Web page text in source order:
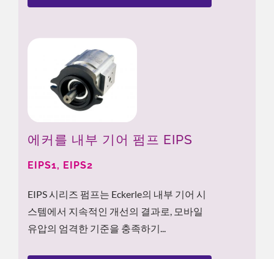
에커를 내부 기어 펌프 EIPS
EIPS1, EIPS2
EIPS 시리즈 펌프는 Eckerle의 내부 기어 시
스템에서 지속적인 개선의 결과로, 모바일
유압의 엄격한 기준을 충족하기...